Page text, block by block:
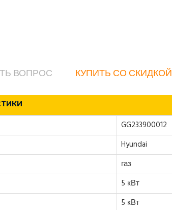
ВОПРОС КУПИТЬ СО СКИДКОЙ
GG233900012
Hyundai
газ
5 кВт
5 кВт